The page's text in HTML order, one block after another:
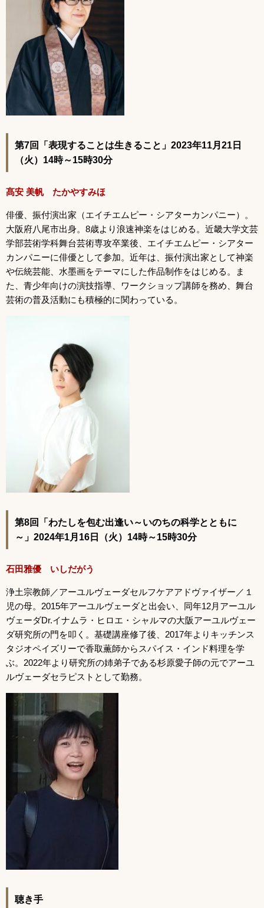
第7回「表現することは生きること」2023年11月21日
（火）14時～15時30分
髙安 美帆 たかやすみほ
俳優、振付演出家（エイチエムピー・シアターカンパニー）。
大阪府八尾市出身。8歳より浪速神楽をはじめる。近畿大学文芸
学部芸術学科舞台芸術専攻卒業後、エイチエムピー・シアター
カンパニーに俳優として参加。近年は、振付演出家として神楽
や伝統芸能、水墨画をテーマにした作品制作をはじめる。ま
た、青少年向けの演技指導、ワークショップ講師を務め、舞台
芸術の普及活動にも積極的に関わっている。
第8回「わたしを包む出逢い～いのちの科学とともに
～」2024年1月16日（火）14時～15時30分
石田雅優 いしだがう
浄土宗教師／アーユルヴェーダセルフケアアドヴァイザー／１
児の母。2015年アーユルヴェーダと出会い、同年12月アーユル
ヴェーダDr.イナムラ・ヒロエ・シャルマの大阪アーユルヴェー
ダ研究所の門を叩く。基礎講座修了後、2017年よりキッチンス
タジオペイズリーで香取薫師からスパイス・インド料理を学
ぶ。2022年より研究所の姉弟子である杉原愛子師の元でアーユ
ルヴェーダセラピストとして勤務。
聴き手